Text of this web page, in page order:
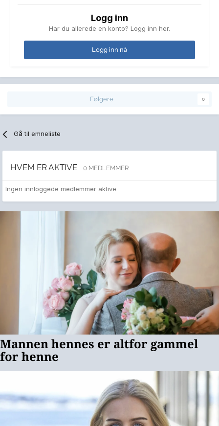
Logg inn
Har du allerede en konto? Logg inn her.
Logg inn nå
Følgere 0
Gå til emneliste
HVEM ER AKTIVE 0 MEDLEMMER
Ingen innloggede medlemmer aktive